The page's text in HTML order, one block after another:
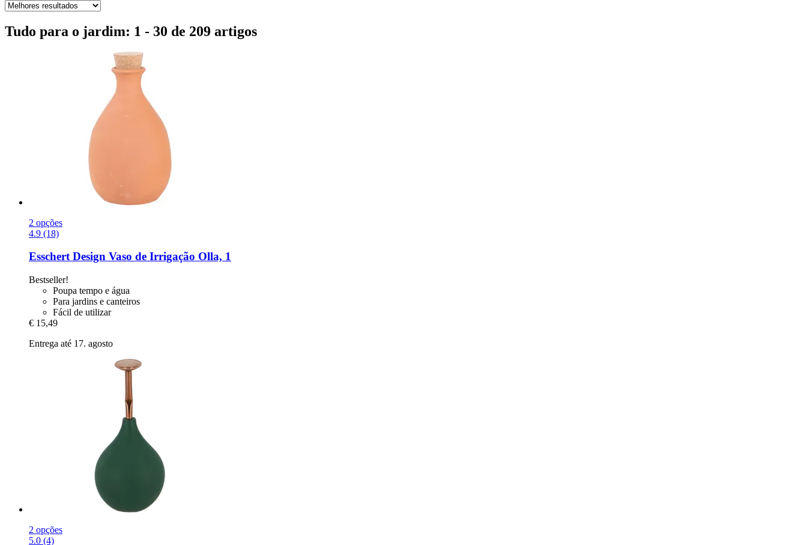
Tudo para o jardim: 1 - 30 de 209 artigos
2 opções
4.9 (18)
Esschert Design Vaso de Irrigação Olla, 1
Bestseller!
Poupa tempo e água
Para jardins e canteiros
Fácil de utilizar
€ 15,49
Entrega até 17. agosto
2 opções
5.0 (4)